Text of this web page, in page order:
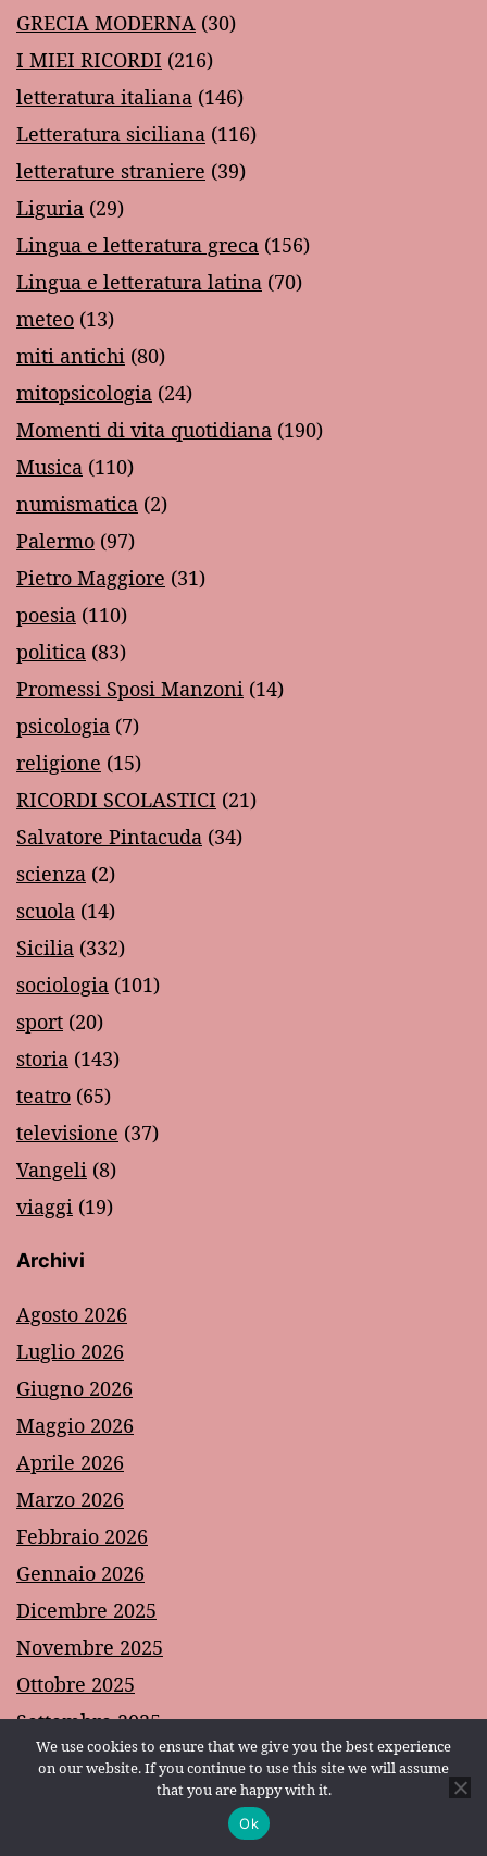
GRECIA MODERNA (30)
I MIEI RICORDI (216)
letteratura italiana (146)
Letteratura siciliana (116)
letterature straniere (39)
Liguria (29)
Lingua e letteratura greca (156)
Lingua e letteratura latina (70)
meteo (13)
miti antichi (80)
mitopsicologia (24)
Momenti di vita quotidiana (190)
Musica (110)
numismatica (2)
Palermo (97)
Pietro Maggiore (31)
poesia (110)
politica (83)
Promessi Sposi Manzoni (14)
psicologia (7)
religione (15)
RICORDI SCOLASTICI (21)
Salvatore Pintacuda (34)
scienza (2)
scuola (14)
Sicilia (332)
sociologia (101)
sport (20)
storia (143)
teatro (65)
televisione (37)
Vangeli (8)
viaggi (19)
Archivi
Agosto 2026
Luglio 2026
Giugno 2026
Maggio 2026
Aprile 2026
Marzo 2026
Febbraio 2026
Gennaio 2026
Dicembre 2025
Novembre 2025
Ottobre 2025
Settembre 2025
Agosto 2025
We use cookies to ensure that we give you the best experience
on our website. If you continue to use this site we will assume
that you are happy with it.
Ok